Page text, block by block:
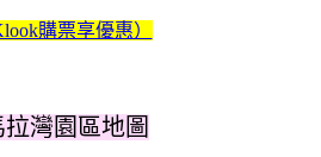
購票享優惠）
灣園區地圖